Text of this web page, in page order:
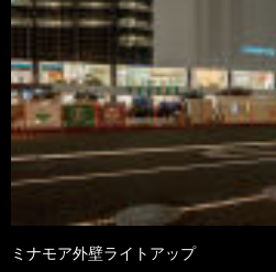
ミナモア外壁ライトアップ